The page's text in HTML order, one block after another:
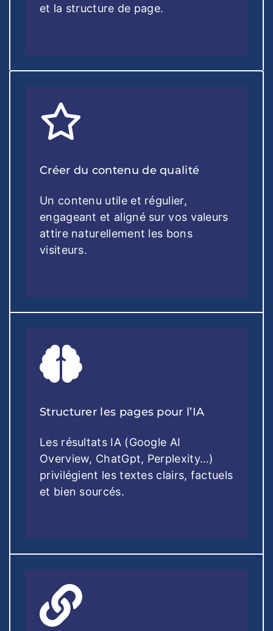
et la structure de page.
Créer du contenu de qualité
Un contenu utile et régulier,
engageant et aligné sur vos valeurs
attire naturellement les bons
visiteurs.
Structurer les pages pour l’IA
Les résultats IA (Google AI
Overview, ChatGpt, Perplexity…)
privilégient les textes clairs, factuels
et bien sourcés.